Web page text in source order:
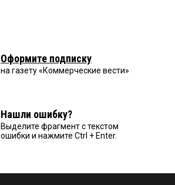
Оформите подписку
на газету «Коммерческие вести»
Нашли ошибку?
Выделите фрагмент с текстом
ошибки и нажмите Ctrl + Enter.